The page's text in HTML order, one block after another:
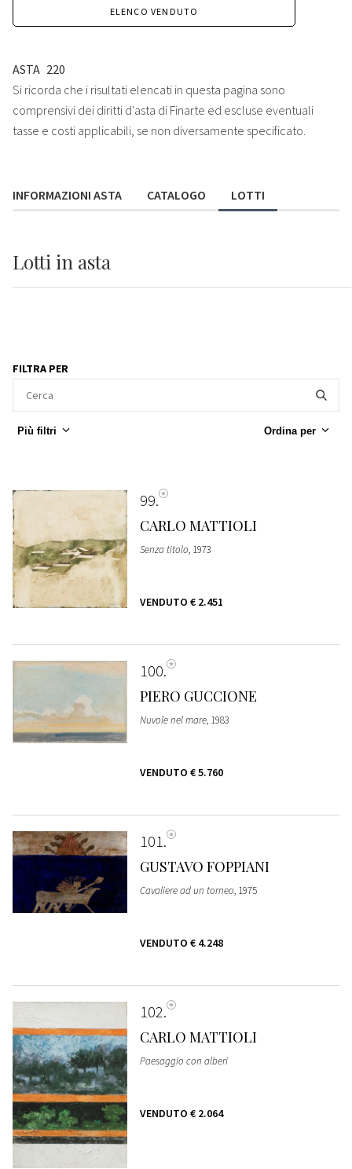
ELENCO VENDUTO
ASTA 220
Si ricorda che i risultati elencati in questa pagina sono
comprensivi dei diritti d'asta di Finarte ed escluse eventuali
tasse e costi applicabili, se non diversamente specificato.
INFORMAZIONI ASTA CATALOGO LOTTI
Lotti in asta
FILTRA PER
Più filtri Ordina per
99
CARLO MATTIOLI
Senza titolo, 1973
VENDUTO € 2.451
100
PIERO GUCCIONE
Nuvole nel mare, 1983
VENDUTO € 5.760
101
GUSTAVO FOPPIANI
Cavaliere ad un torneo, 1975
VENDUTO € 4.248
102
CARLO MATTIOLI
Paesaggio con alberi
VENDUTO € 2.064